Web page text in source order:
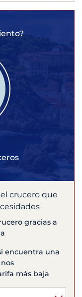
crucero que
gracias a
encuentra una
más baja